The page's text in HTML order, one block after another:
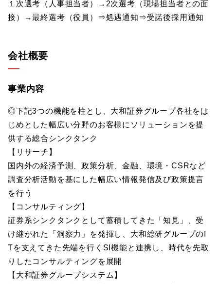
１次選考（人事担当者）→2次選考（現場担当者との面
接）→最終選考（役員）⇒処遇通知⇒受諾後採用通知
会社概要
事業内容
◎下記3つの機能を柱とし、大和証券グループ各社をは
じめとした幅広い分野のお客様にソリューションを提
供する総合シンクタンク
【リサーチ】
国内外の経済予測、政策分析、金融、環境・CSRなど
調査分析活動を基にした幅広い情報発信及び政策提言
を行う
【コンサルティング】
証券系シンクタンクとして蓄積してきた「知見」、受
け継がれた「洞察力」を発揮し、大和総研グループのI
Tを支えてきた先端を行くSI機能と連携し、時代を先取
りしたコンサルティングを展開
【大和証券グループシステム】